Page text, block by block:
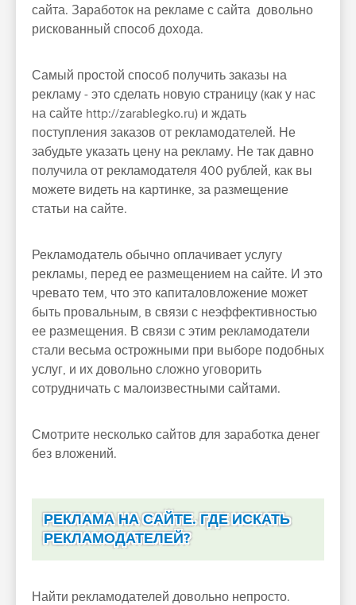
сайта. Заработок на рекламе с сайта довольно
рискованный способ дохода.
Самый простой способ получить заказы на
рекламу - это сделать новую страницу (как у нас
на сайте http://zarablegko.ru) и ждать
поступления заказов от рекламодателей. Не
забудьте указать цену на рекламу. Не так давно
получила от рекламодателя 400 рублей, как вы
можете видеть на картинке, за размещение
статьи на сайте.
Рекламодатель обычно оплачивает услугу
рекламы, перед ее размещением на сайте. И это
чревато тем, что это капиталовложение может
быть провальным, в связи с неэффективностью
ее размещения. В связи с этим рекламодатели
стали весьма острожными при выборе подобных
услуг, и их довольно сложно уговорить
сотрудничать с малоизвестными сайтами.
Смотрите несколько сайтов для заработка денег
без вложений.
РЕКЛАМА НА САЙТЕ. ГДЕ ИСКАТЬ
РЕКЛАМОДАТЕЛЕЙ?
Найти рекламодателей довольно непросто.